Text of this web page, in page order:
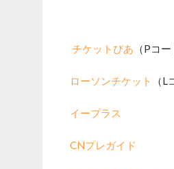
チケットぴあ （Pコ
ローソンチケット （
イープラス
CNプレガイド